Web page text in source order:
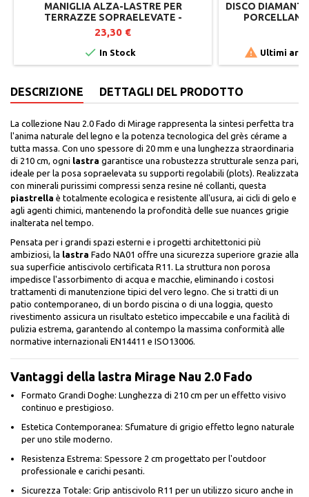
MANIGLIA ALZA-LASTRE PER
TERRAZZE SOPRAELEVATE -
JOUPLAST
23,30 €
 In Stock
DISCO
 Ultimi
DESCRIZIONE DETTAGLI DEL PRODOTTO
La collezione Nau 2.0 Fado di Mirage rappresenta la sintesi perfetta tra
l'anima naturale del legno e la potenza tecnologica del grès cérame a
tutta massa. Con uno spessore di 20 mm e una lunghezza straordinaria
di 210 cm, ogni lastra garantisce una robustezza strutturale senza pari,
ideale per la posa sopraelevata su supporti regolabili (plots). Realizzata
con minerali purissimi compressi senza resine né collanti, questa
piastrella è totalmente ecologica e resistente all'usura, ai cicli di gelo e
agli agenti chimici, mantenendo la profondità delle sue nuances grigie
inalterata nel tempo.
Pensata per i grandi spazi esterni e i progetti architettonici più
ambiziosi, la lastra Fado NA01 offre una sicurezza superiore grazie alla
sua superficie antiscivolo certificata R11. La struttura non porosa
impedisce l'assorbimento di acqua e macchie, eliminando i costosi
trattamenti di manutenzione tipici del vero legno. Che si tratti di un
patio contemporaneo, di un bordo piscina o di una loggia, questo
rivestimento assicura un risultato estetico impeccabile e una facilità di
pulizia estrema, garantendo al contempo la massima conformità alle
normative internazionali EN14411 e ISO13006.
Vantaggi della lastra Mirage Nau 2.0 Fado
Formato Grandi Doghe: Lunghezza di 210 cm per un effetto visivo
continuo e prestigioso.
Estetica Contemporanea: Sfumature di grigio effetto legno naturale
per uno stile moderno.
Resistenza Estrema: Spessore 2 cm progettato per l'outdoor
professionale e carichi pesanti.
Sicurezza Totale: Grip antiscivolo R11 per un utilizzo sicuro anche in